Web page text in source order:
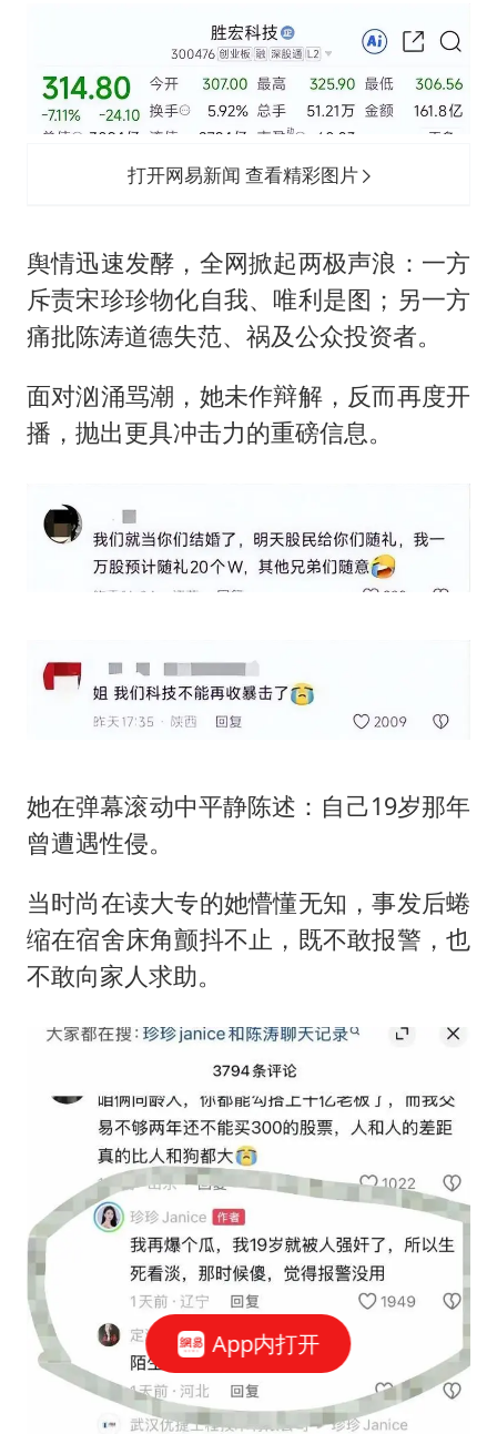
打开网易新闻 查看精彩图片
舆情迅速发酵，全网掀起两极声浪：一方
斥责宋珍珍物化自我、唯利是图；另一方
痛批陈涛道德失范、祸及公众投资者。
面对汹涌骂潮，她未作辩解，反而再度开
播，抛出更具冲击力的重磅信息。
她在弹幕滚动中平静陈述：自己19岁那年
曾遭遇性侵。
当时尚在读大专的她懵懂无知，事发后蜷
缩在宿舍床角颤抖不止，既不敢报警，也
不敢向家人求助。
App内打开